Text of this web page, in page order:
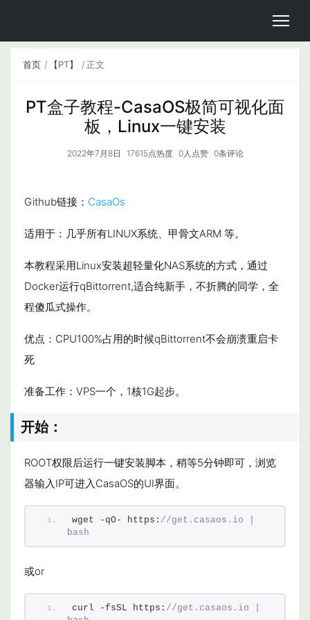
首页 【PT】 正文
PT盒子教程-CasaOS极简可视化面
板，Linux一键安装
2022年7月8日 17615点热度 0人点赞 0条评论
Github链接： CasaOs
适用于：几乎所有LINUX系统、甲骨文ARM 等。
本教程采用Linux安装超轻量化NAS系统的方式，通过
Docker运行qBittorrent,适合纯新手，不折腾的同学，全
程傻瓜式操作。
优点：CPU100%占用的时候qBittorrent不会崩溃重启卡
死
准备工作：VPS一个，1核1G起步。
开始：
ROOT权限后运行一键安装脚本，稍等5分钟即可，浏览
器输入IP可进入CasaOS的UI界面。
wget -qO- https: //get.casaos.io |
bash
或or
curl -fsSL https: //get.casaos.io |